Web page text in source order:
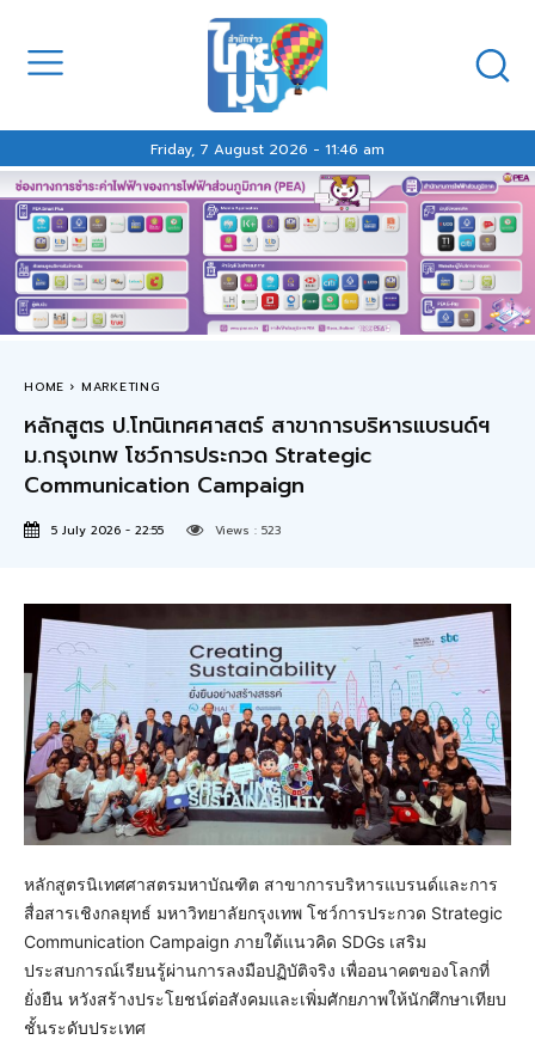
Friday, 7 August 2026 - 11:46 am
HOME MARKETING
หลักสูตร ป.โทนิเทศศาสตร์ สาขาการบริหารแบรนด์ฯ
ม.กรุงเทพ โชว์การประกวด Strategic
Communication Campaign
5 July 2026 - 22:55 Views : 523
หลักสูตรนิเทศศาสตรมหาบัณฑิต สาขาการบริหารแบรนด์และการ
สื่อสารเชิงกลยุทธ์ มหาวิทยาลัยกรุงเทพ โชว์การประกวด Strategic
Communication Campaign ภายใต้แนวคิด SDGs เสริม
ประสบการณ์เรียนรู้ผ่านการลงมือปฏิบัติจริง เพื่ออนาคตของโลกที่
ยั่งยืน หวังสร้างประโยชน์ต่อสังคมและเพิ่มศักยภาพให้นักศึกษาเทียบ
ชั้นระดับประเทศ